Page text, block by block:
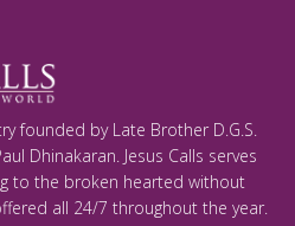
founded by Late Brother D.G.S.
Dhinakaran. Jesus Calls serves
to the broken hearted without
all 24/7 throughout the year.